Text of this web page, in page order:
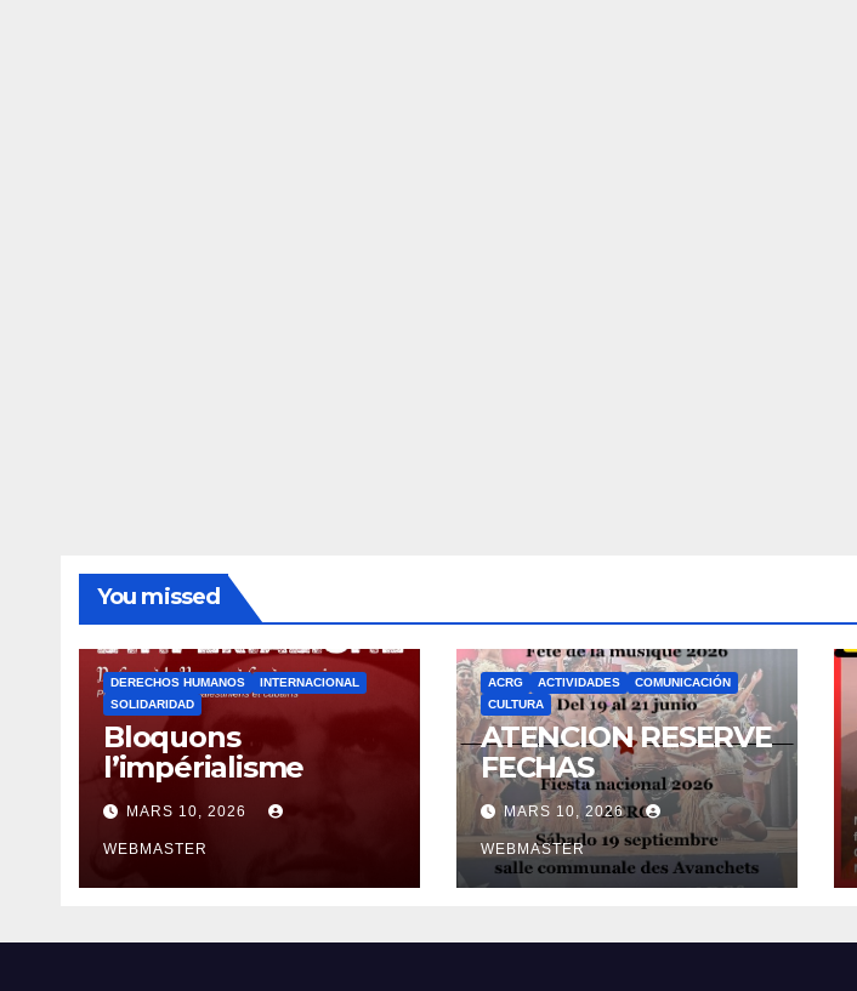
You missed
DERECHOS HUMANOS
INTERNACIONAL
SOLIDARIDAD
Bloquons
l’impérialisme
MARS 10, 2026
WEBMASTER
ACRG ACTIVIDADES
COMUNICACIÓN
CULTURA
ATENCION RESERVE
FECHAS
MARS 10, 2026
WEBMASTER